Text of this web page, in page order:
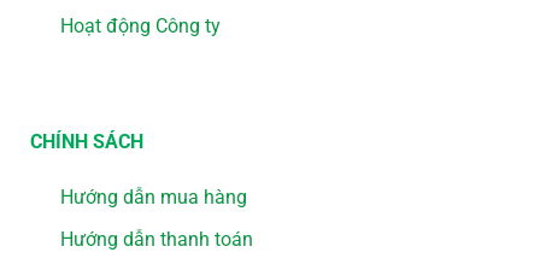
Hoạt động Công ty
CHÍNH SÁCH
Hướng dẫn mua hàng
Hướng dẫn thanh toán